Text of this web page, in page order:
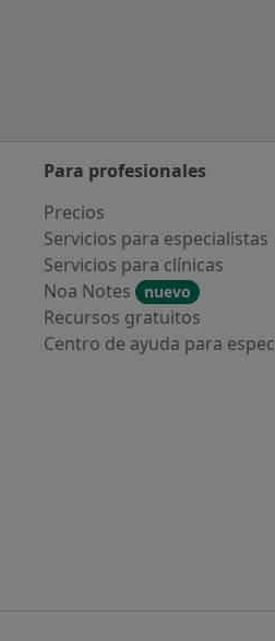
Para profesionales
Precios
Servicios para especialistas
Servicios para clínicas
Noa Notes
nuevo
Recursos gratuitos
Centro de ayuda para